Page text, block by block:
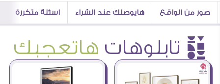
صور من الواقع هايوصلك عند الشراء اسئلة متكررة
è تابلوهات هاتعجبك